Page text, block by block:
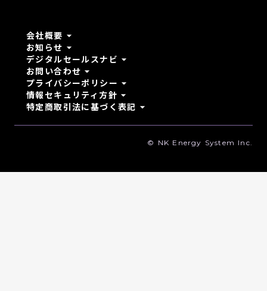
会社概要 arrow_drop_down
お知らせ arrow_drop_down
デジタルセールスナビ arrow_drop_down
お問い合わせ arrow_drop_down
プライバシーポリシー arrow_drop_down
情報セキュリティ方針 arrow_drop_down
特定商取引法に基づく表記 arrow_drop_down
© NK Energy System Inc.